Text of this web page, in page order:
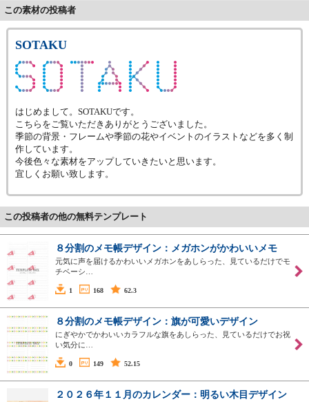
この素材の投稿者
SOTAKU
はじめまして。SOTAKUです。
こちらをご覧いただきありがとうございました。
季節の背景・フレームや季節の花やイベントのイラストなどを多く制
作しています。
今後色々な素材をアップしていきたいと思います。
宜しくお願い致します。
この投稿者の他の無料テンプレート
８分割のメモ帳デザイン：メガホンがかわいいメモ
元気に声を届けるかわいいメガホンをあしらった、見ているだけでモ
チベーシ…
1 168 62.3
８分割のメモ帳デザイン：旗が可愛いデザイン
にぎやかでかわいいカラフルな旗をあしらった、見ているだけでお祝
い気分に…
0 149 52.15
２０２６年１１月のカレンダー：明るい木目デザイン